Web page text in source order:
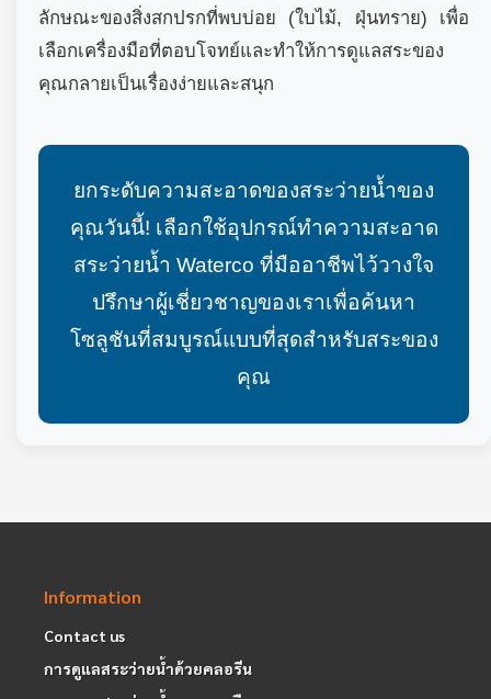
ลักษณะของสิ่งสกปรกที่พบบ่อย (ใบไม้, ฝุ่นทราย) เพื่อ
เลือกเครื่องมือที่ตอบโจทย์และทำให้การดูแลสระของ
คุณกลายเป็นเรื่องง่ายและสนุก
ยกระดับความสะอาดของสระว่ายน้ำของ
คุณวันนี้! เลือกใช้อุปกรณ์ทำความสะอาด
สระว่ายน้ำ Waterco ที่มืออาชีพไว้วางใจ
ปรึกษาผู้เชี่ยวชาญของเราเพื่อค้นหา
โซลูชันที่สมบูรณ์แบบที่สุดสำหรับสระของ
คุณ
Information
Contact us
การดูแลสระว่ายน้ำด้วยคลอรีน